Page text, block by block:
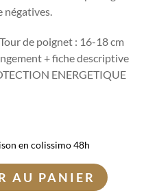
négatives.
de poignet : 16-18 cm
+ fiche descriptive
ENERGETIQUE
en colissimo 48h
AU PANIER